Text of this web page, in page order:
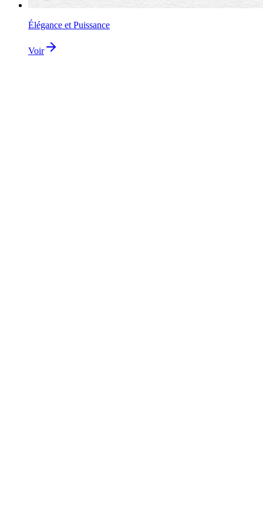
Élégance et Puissance
Voir